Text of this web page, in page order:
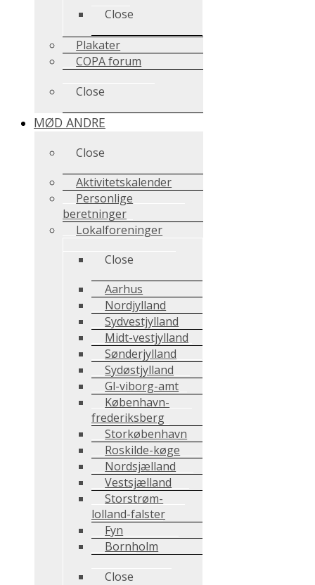
Close
Plakater
COPA forum
Close
MØD ANDRE
Close
Aktivitetskalender
Personlige
beretninger
Lokalforeninger
Close
Aarhus
Nordjylland
Sydvestjylland
Midt-vestjylland
Sønderjylland
Sydøstjylland
Gl-viborg-amt
København-
frederiksberg
Storkøbenhavn
Roskilde-køge
Nordsjælland
Vestsjælland
Storstrøm-
lolland-falster
Fyn
Bornholm
Close